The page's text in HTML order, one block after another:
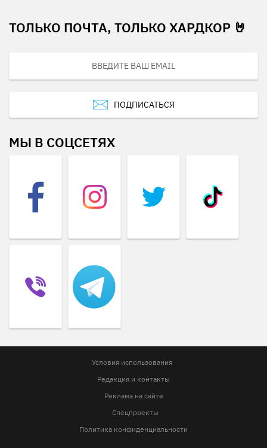
ТОЛЬКО ПОЧТА, ТОЛЬКО ХАРДКОР 🤘
ПОДПИСАТЬСЯ
МЫ В СОЦСЕТЯХ
Условия использования
Редакция и контакты
Реклама на сайте
Спецпроекты
Политика конфиденциальности